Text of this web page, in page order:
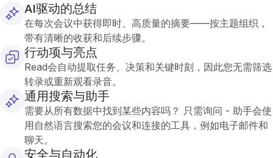
AI驱动的总结
在每次会议中获得即时、高质量的摘要——按主题组织，
带有清晰的收获和后续步骤。
行动项与亮点
Read会自动提取任务、决策和关键时刻，因此您无需筛选
转录或重新观看录音。
通用搜索与助手
需要从所有数据中找到某些内容吗？ 只需询问 - 助手会使
用自然语言搜索您的会议和连接的工具，例如电子邮件和
聊天。
安全与自动化